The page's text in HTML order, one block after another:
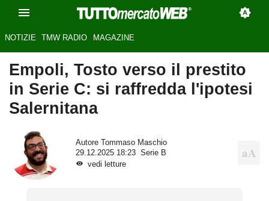
NOTIZIE TMW RADIO MAGAZINE
Empoli, Tosto verso il prestito
in Serie C: si raffredda l'ipotesi
Salernitana
Autore
Tommaso Maschio
29.12.2025 18:23
Serie B
vedi letture